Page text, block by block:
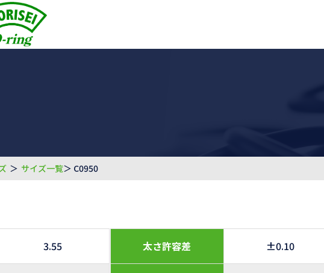
＞ サイズ一覧＞ C0950
3.55 太さ許容差 ±0.10